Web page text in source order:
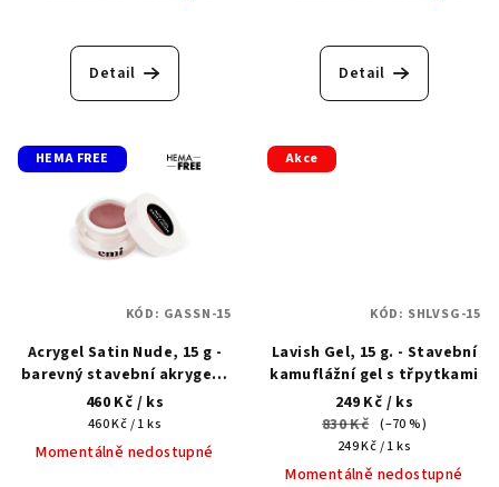
Detail Detail
HEMA FREE
Acrygel Satin Nude, 15 g -
barevný stavební akrygel s
shimmerem
460 Kč / ks
Měrná
cena:
460 Kč / 1 ks
Momentálně nedostupné
KÓD: GASSN-15
Akce
Lavish Gel, 15 g. - Stavební
kamuflážní gel s třpytkami
249 Kč / ks
830 Kč (–70 %)
Měrná
cena:
249 Kč / 1 ks
Momentálně nedostupné
KÓD: SHLVSG-15